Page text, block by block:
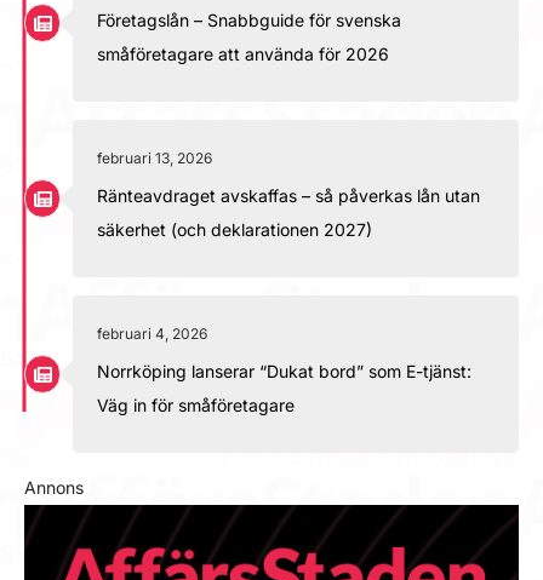
Företagslån – Snabbguide för svenska
småföretagare att använda för 2026
februari 13, 2026
Ränteavdraget avskaffas – så påverkas lån utan
säkerhet (och deklarationen 2027)
februari 4, 2026
Norrköping lanserar “Dukat bord” som E-tjänst:
Väg in för småföretagare
Annons